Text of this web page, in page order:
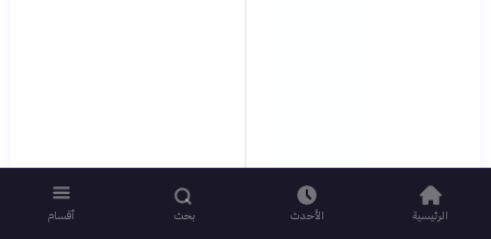
الرئيسية الأحدث بحث أقسام